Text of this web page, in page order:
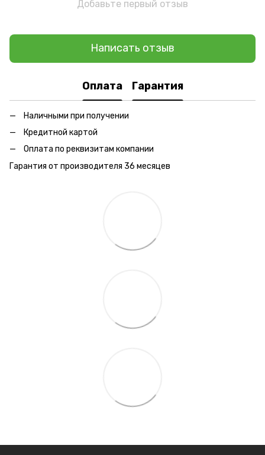
Добавьте первый отзыв
Написать отзыв
Оплата Гарантия
Наличными при получении
Кредитной картой
Оплата по реквизитам компании
Гарантия от производителя 36 месяцев